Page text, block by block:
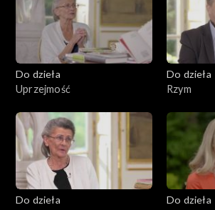
Do dzieła
Uprzejmość
Do dzieła
Rzym
Do dzieła
Do dzieła